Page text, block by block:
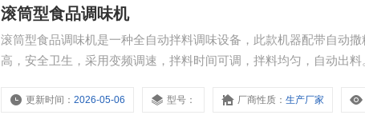
滚筒型食品调味机
滚筒型食品调味机是一种全自动拌料调味设备，此款机器配带自动
高，安全卫生，采用变频调速，拌料时间可调，拌料均匀，自动出
更新时间：2026-05-06 型号： 厂商性质：生产厂家